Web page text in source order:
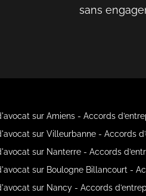
sans
sur Amiens - Accords
sur Villeurbanne - Accords
sur Nanterre - Accords
sur Boulogne Billancourt -
sur Nancy - Accords